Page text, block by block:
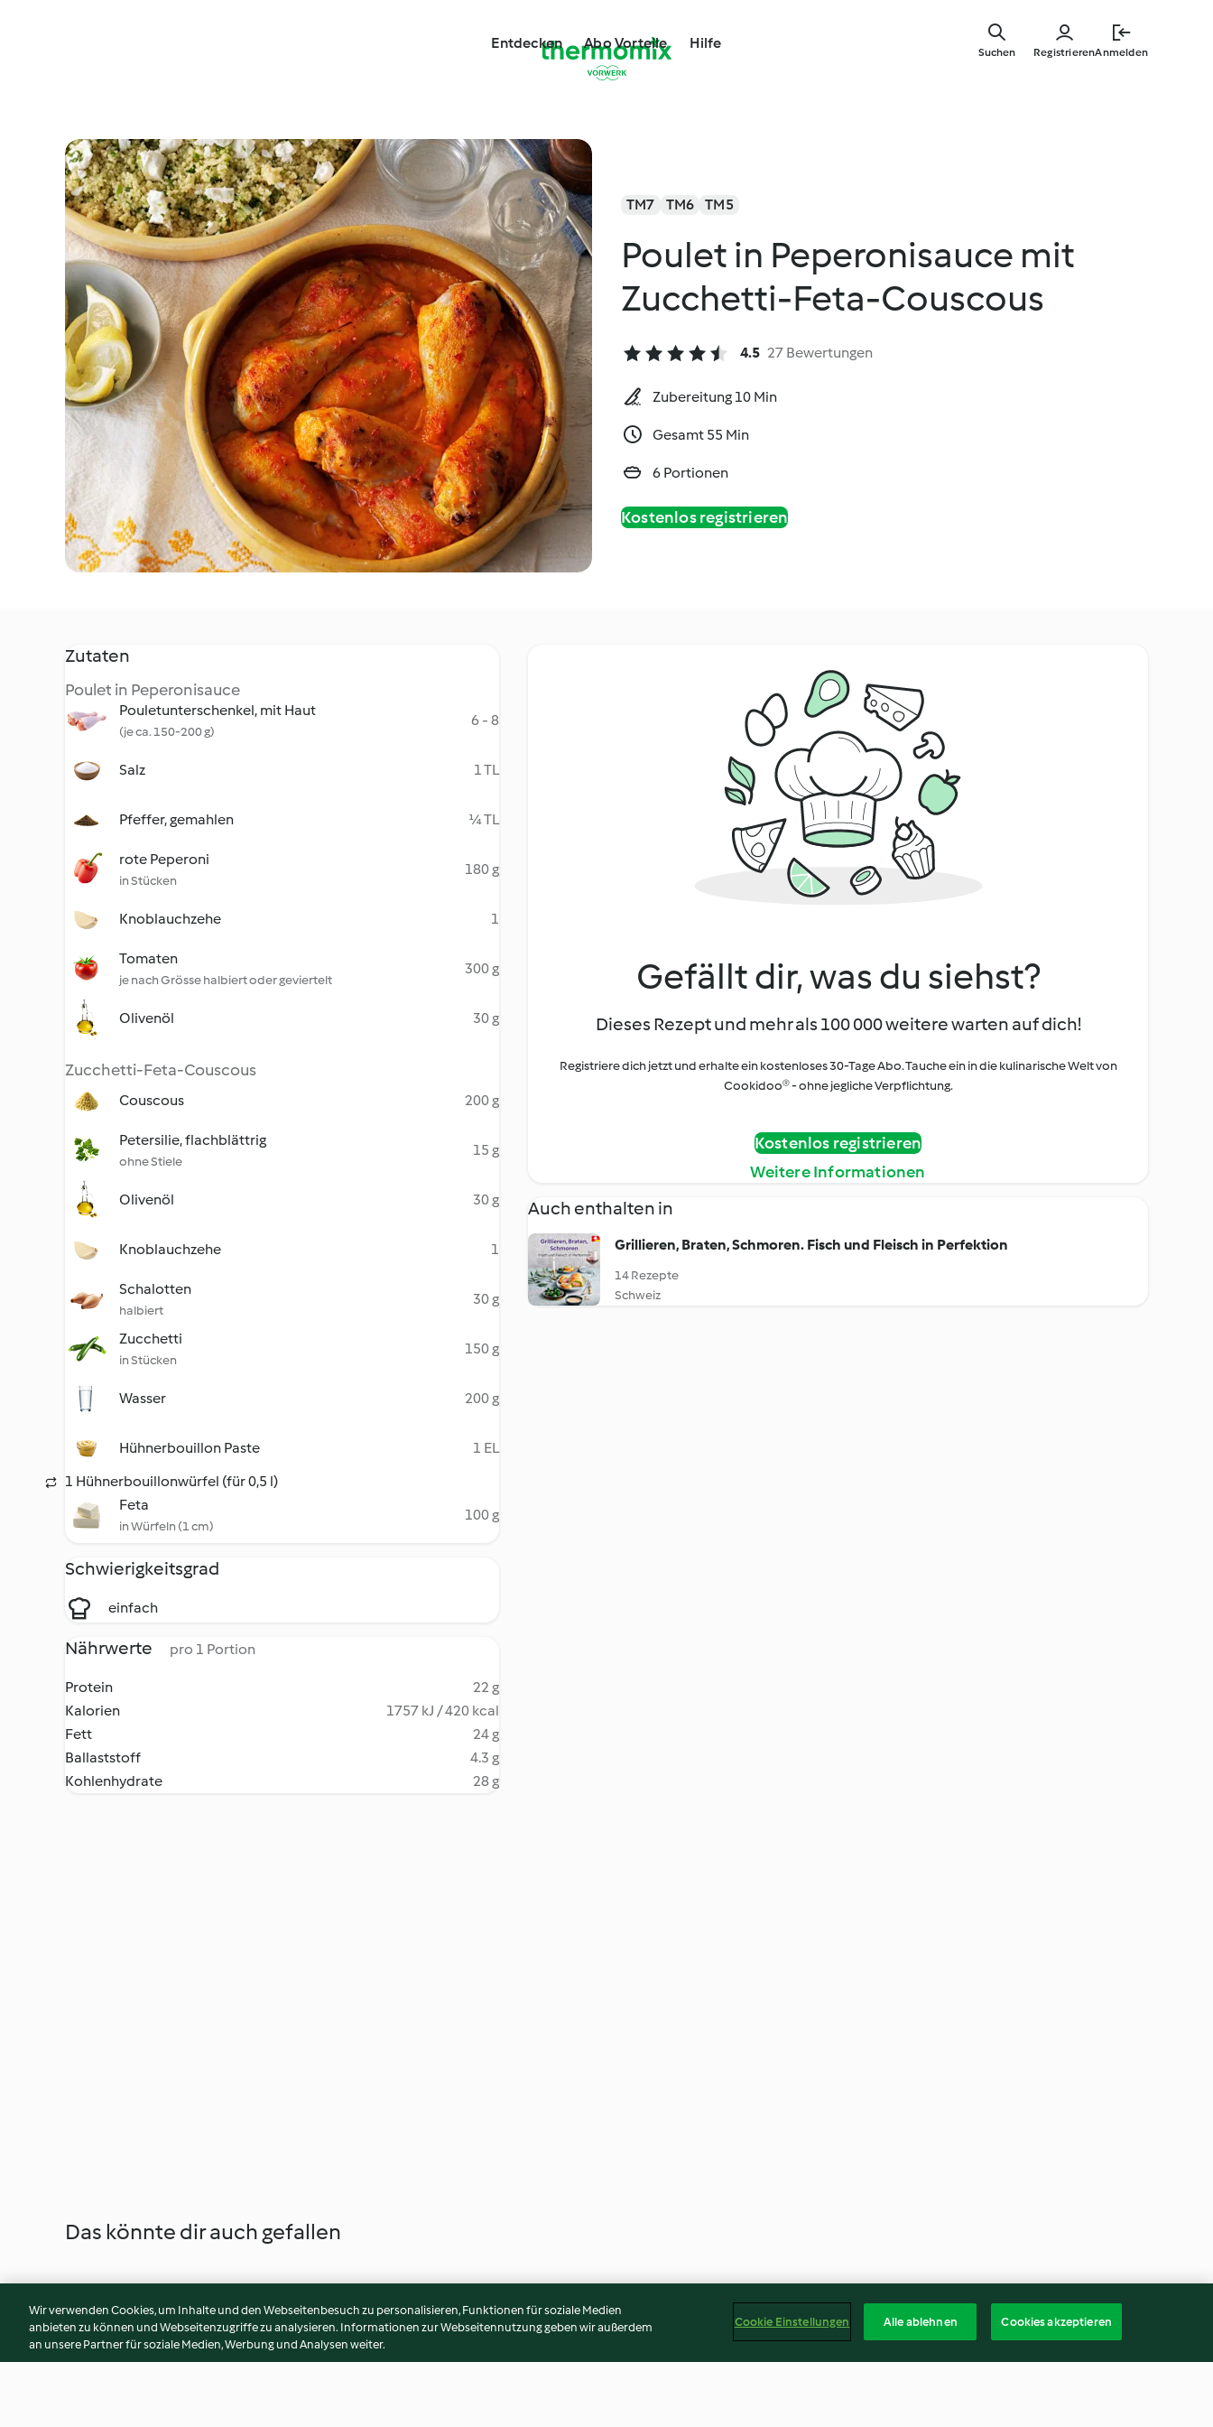
springen
Entdecken Abo Vorteile Hilfe
RegistrierenAnmelden
Suchen
TM7 TM6 TM5
Poulet in Peperonisauce mit
Zucchetti-Feta-Couscous
4.5 27 Bewertungen
Zubereitung 10 Min
Gesamt 55 Min
6 Portionen
Kostenlos registrieren
Zutaten
Poulet in Peperonisauce
Pouletunterschenkel, mit Haut
(je ca. 150-200 g)
6 - 8
Salz 1 TL
Pfeffer, gemahlen ¼ TL
rote Peperoni
in Stücken
180 g
Knoblauchzehe 1
Tomaten
je nach Grösse halbiert oder geviertelt
300 g
Olivenöl 30 g
Zucchetti-Feta-Couscous
Couscous 200 g
Petersilie, flachblättrig
ohne Stiele
15 g
Olivenöl 30 g
Knoblauchzehe 1
Schalotten
halbiert
30 g
Zucchetti
in Stücken
150 g
Wasser 200 g
Hühnerbouillon Paste
1 EL
1 Hühnerbouillonwürfel (für 0,5 l)
Feta
in Würfeln (1 cm)
100 g
Schwierigkeitsgrad
einfach
Nährwerte pro 1 Portion
Protein
22 g
Kalorien
1757 kJ / 420 kcal
Fett
24 g
Ballaststoff
4.3 g
Kohlenhydrate
28 g
Gefällt dir, was du siehst?
Dieses Rezept und mehr als 100 000 weitere warten auf dich!
Registriere dich jetzt und erhalte ein kostenloses 30-Tage Abo. Tauche ein in die kulinarische Welt von
Cookidoo® - ohne jegliche Verpflichtung.
Kostenlos registrieren
Weitere Informationen
Auch enthalten in
Grillieren, Braten, Schmoren. Fisch und Fleisch in Perfektion
14 Rezepte
Schweiz
Das könnte dir auch gefallen
Wir verwenden Cookies, um Inhalte und den Webseitenbesuch zu personalisieren, Funktionen für soziale Medien
anbieten zu können und Webseitenzugriffe zu analysieren. Informationen zur Webseitennutzung geben wir außerdem
an unsere Partner für soziale Medien, Werbung und Analysen weiter.
Cookie Einstellungen Alle ablehnen Cookies akzeptieren